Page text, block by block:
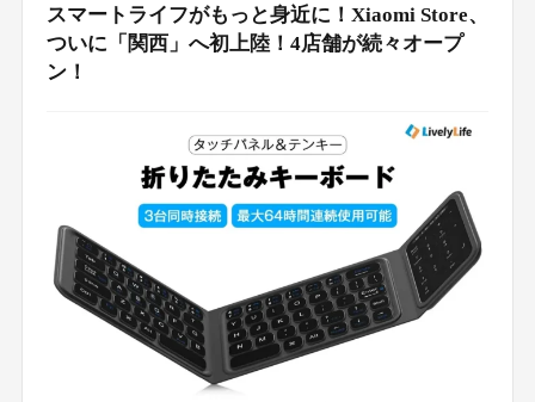
スマートライフがもっと身近に！Xiaomi Store、
ついに「関西」へ初上陸！4店舗が続々オープ
ン！